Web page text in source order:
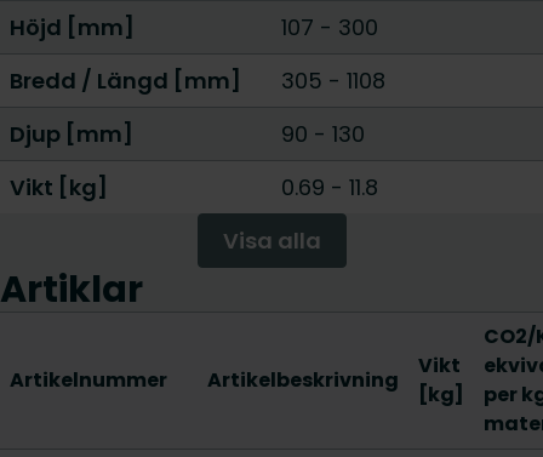
Höjd [mm]
107 - 300
Bredd / Längd [mm]
305 - 1108
Djup [mm]
90 - 130
Vikt [kg]
0.69 - 11.8
Visa alla
Artiklar
Artikelnummer Artikelbeskrivning
Vikt
[kg]
CO2/
per